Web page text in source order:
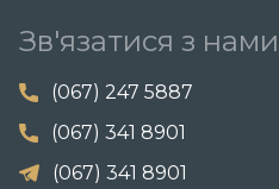
Зв'язатися з нами
(067) 247 5887
(067) 341 8901
(067) 341 8901